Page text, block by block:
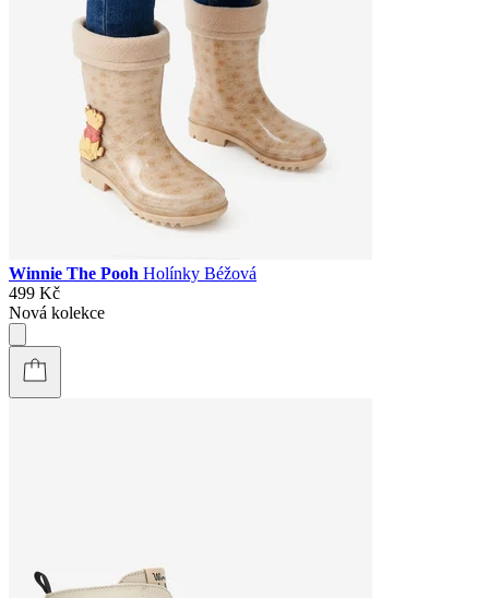
Winnie The Pooh Holínky Béžová
499 Kč
Nová kolekce